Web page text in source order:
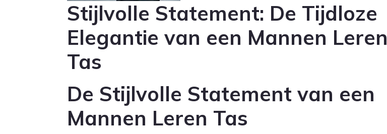
Stijlvolle Statement: De Tijdloze
Elegantie van een Mannen Leren
Tas
De Stijlvolle Statement van een
Mannen Leren Tas